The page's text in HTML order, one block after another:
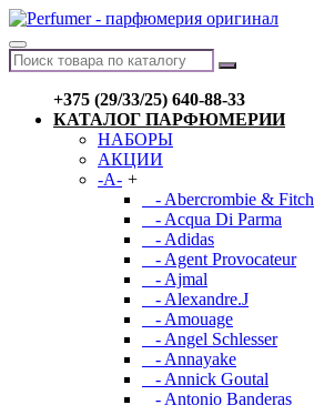
+375 (29/33/25) 640-88-33
КАТАЛОГ ПАРФЮМЕРИИ
НАБОРЫ
АКЦИИ
-A- +
- Abercrombie & Fitch
- Acqua Di Parma
- Adidas
- Agent Provocateur
- Ajmal
- Alexandre.J
- Amouage
- Angel Schlesser
- Annayake
- Annick Goutal
- Antonio Banderas